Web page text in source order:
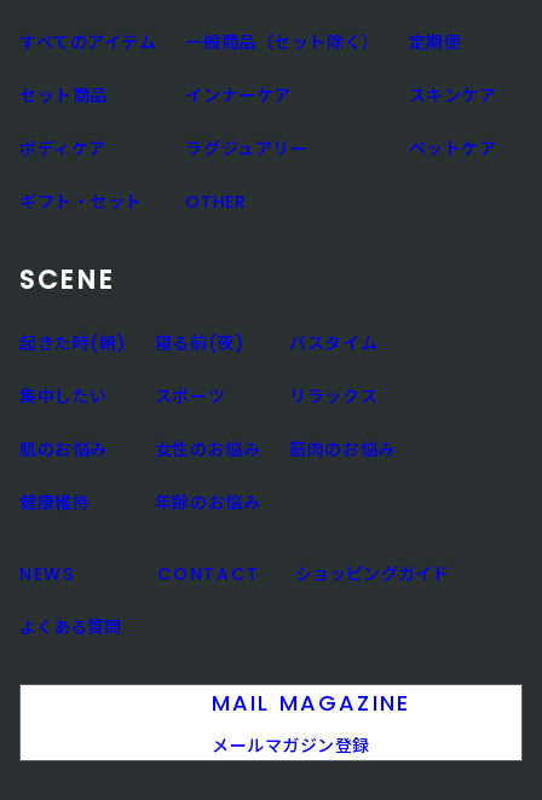
すべてのアイテム 一般商品（セット除く） 定期便
セット商品 インナーケア スキンケア
ボディケア ラグジュアリー ペットケア
ギフト・セット OTHER
SCENE
起きた時(朝) 寝る前(夜) バスタイム
集中したい スポーツ リラックス
肌のお悩み 女性のお悩み 筋肉のお悩み
健康維持 年齢のお悩み
NEWS CONTACT ショッピングガイド
よくある質問
MAIL MAGAZINE
メールマガジン登録